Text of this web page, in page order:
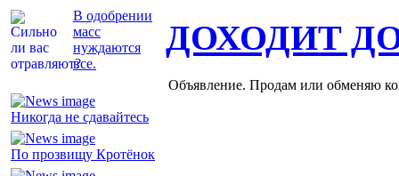
В одобрении
масс
нуждаются
все.
Никогда не сдавайтесь
По прозвищу Кротёнок
ДОХОДИТ
Объявление. Продам или обменяю